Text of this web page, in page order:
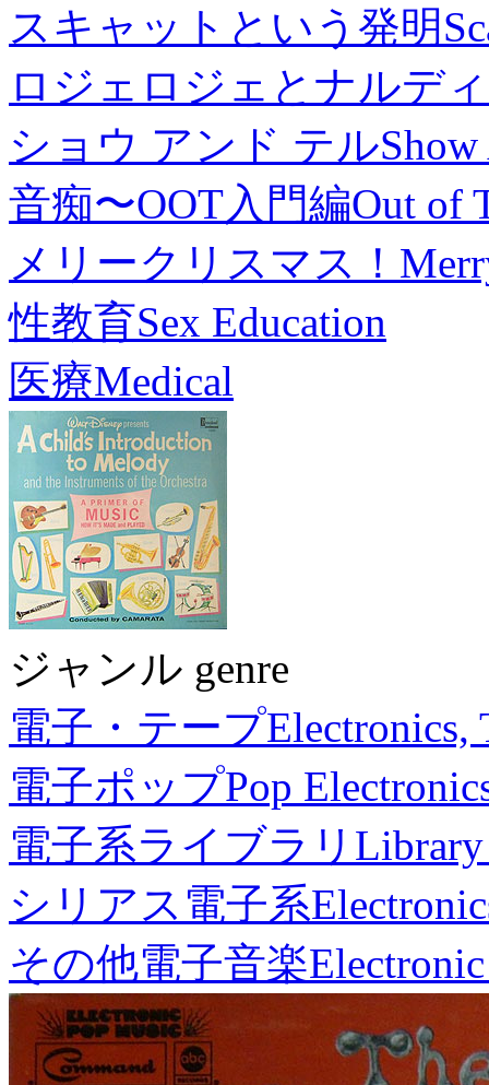
スキャットという発明
ロジェロジェとナルデ
ショウ アンド テル
音痴〜OOT入門編Out of
メリークリスマス！
性教育Sex Education
医療Medical
ジャンル genre
電子・テープElectronics,
電子ポップPop
電子系ライブラリ
シリアス電子系
その他電子音楽